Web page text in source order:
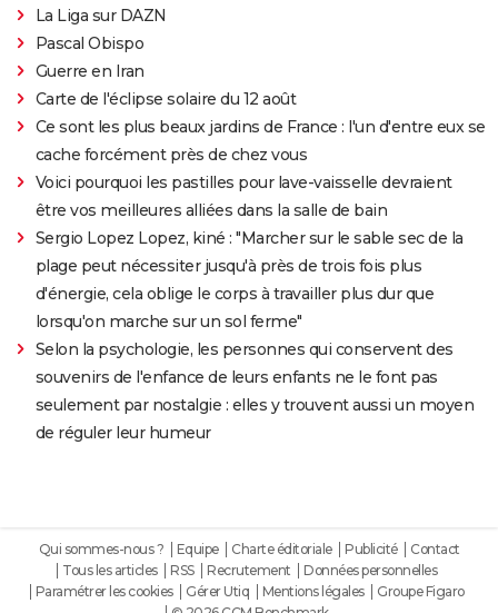
La Liga sur DAZN
Pascal Obispo
Guerre en Iran
Carte de l'éclipse solaire du 12 août
Ce sont les plus beaux jardins de France : l'un d'entre eux se
cache forcément près de chez vous
Voici pourquoi les pastilles pour lave-vaisselle devraient
être vos meilleures alliées dans la salle de bain
Sergio Lopez Lopez, kiné : "Marcher sur le sable sec de la
plage peut nécessiter jusqu'à près de trois fois plus
d'énergie, cela oblige le corps à travailler plus dur que
lorsqu'on marche sur un sol ferme"
Selon la psychologie, les personnes qui conservent des
souvenirs de l'enfance de leurs enfants ne le font pas
seulement par nostalgie : elles y trouvent aussi un moyen
de réguler leur humeur
Qui sommes-nous ? Equipe Charte éditoriale Publicité
Contact
Tous les articles
RSS Recrutement
Données personnelles
Paramétrer les cookies
Gérer Utiq Mentions légales
Groupe Figaro